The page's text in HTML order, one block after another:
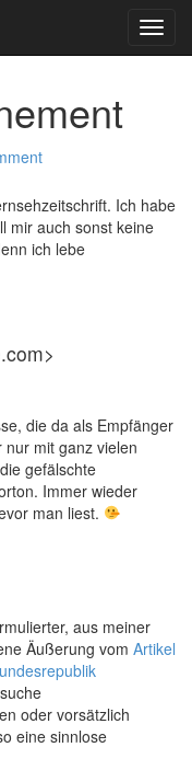
Ich habe
mir auch sonst keine
ich lebe
die da als Empfänger
mit ganz vielen
gefälschte
Immer wieder
man liest.
aus meiner
Äußerung vom Artikel
oder vorsätzlich
eine sinnlose